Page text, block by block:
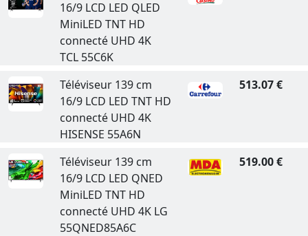
16/9 LCD LED QLED
MiniLED TNT HD
connecté UHD 4K
TCL 55C6K
Téléviseur 139 cm
16/9 LCD LED TNT HD
connecté UHD 4K
HISENSE 55A6N
513.07 €
Téléviseur 139 cm
16/9 LCD LED QNED
MiniLED TNT HD
connecté UHD 4K LG
55QNED85A6C
519.00 €